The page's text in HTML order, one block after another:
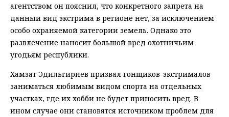
агентством он пояснил, что конкретного запрета на
данный вид экстрима в регионе нет, за исключением
особо охраняемой категории земель. Однако это
развлечение наносит большой вред охотничьим
угодьям республики.
Хамзат Эдильгириев призвал гонщиков-экстрималов
заниматься любимым видом спорта на отдельных
участках, где их хобби не будет приносить вред. В
ином случае они становятся источником проблем для